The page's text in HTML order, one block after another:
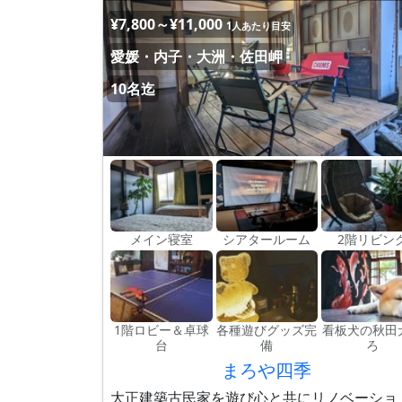
¥7,800～¥11,000 1人あたり目安
愛媛・内子・大洲・佐田岬
10名迄
メイン寝室 シアタールーム 2階リビン
1階ロビー＆卓球
台
各種遊びグッズ完
備
看板犬の秋田
ろ
まろや四季
大正建築古民家を遊び心と共にリノベーショ